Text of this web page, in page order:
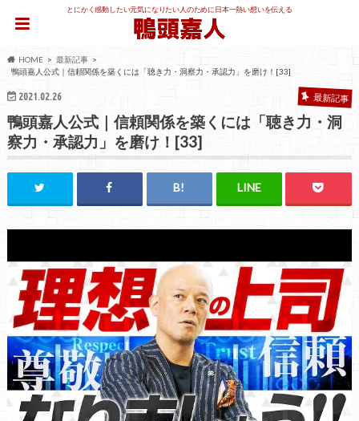
とにかく感動したい元気になりたい人のために日本一熱い想いを伝える
HOME
最新記事
鴨頭嘉人公式｜信頼関係を築くには「聴き力・洞察力・承認力」を磨け！[33]
2021.02.26 最新記事
鴨頭嘉人公式｜信頼関係を築くには「聴き力・洞
察力・承認力」を磨け！[33]